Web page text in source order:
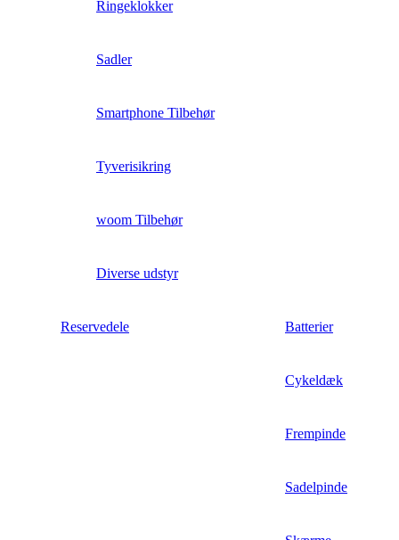
Ringeklokker
Sadler
Smartphone Tilbehør
Tyverisikring
woom Tilbehør
Diverse udstyr
Reservedele Batterier
Cykeldæk
Frempinde
Sadelpinde